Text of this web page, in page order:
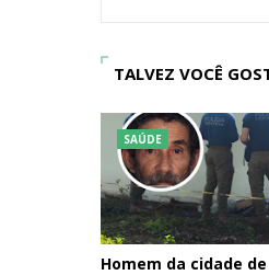
TALVEZ VOCÊ
SAÚDE
Homem da cidade